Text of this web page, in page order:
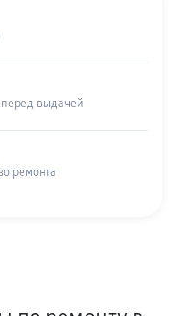
перед выдачей
ремонта